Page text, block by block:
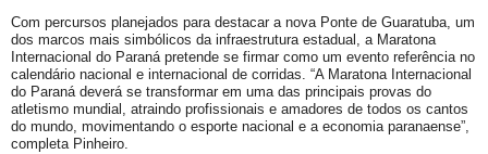
Com percursos planejados para destacar a nova Ponte de Guaratuba, um
dos marcos mais simbólicos da infraestrutura estadual, a Maratona
Internacional do Paraná pretende se firmar como um evento referência no
calendário nacional e internacional de corridas. “A Maratona Internacional
do Paraná deverá se transformar em uma das principais provas do
atletismo mundial, atraindo profissionais e amadores de todos os cantos
do mundo, movimentando o esporte nacional e a economia paranaense”,
completa Pinheiro.